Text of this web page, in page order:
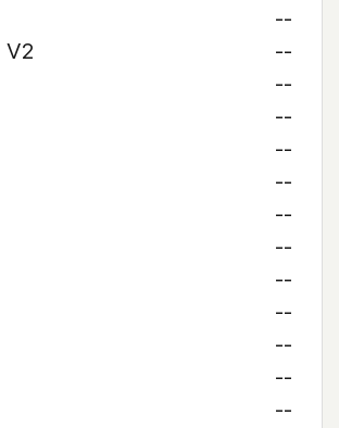
--
V2
--
--
--
--
--
--
--
--
--
--
--
--